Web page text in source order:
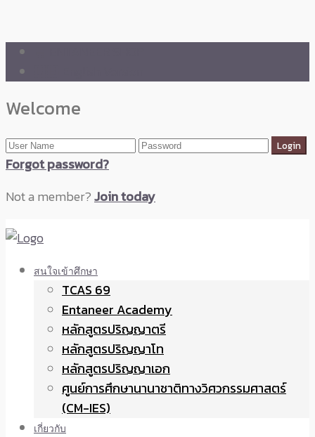
Welcome
Forgot password?
Not a member?Join today
สนใจเข้าศึกษา
TCAS 69
Entaneer Academy
หลักสูตรปริญญาตรี
หลักสูตรปริญญาโท
หลักสูตรปริญญาเอก
ศูนย์การศึกษานานาชาติทางวิศวกรรมศาสตร์
(CM-IES)
เกี่ยวกับ